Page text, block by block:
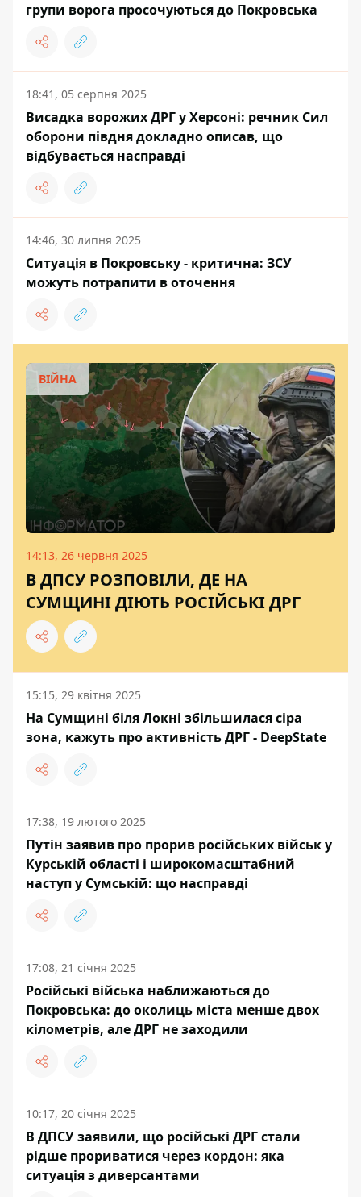
групи ворога просочуються до Покровська
18:41, 05 серпня 2025
Висадка ворожих ДРГ у Херсоні: речник Сил
оборони півдня докладно описав, що
відбувається насправді
14:46, 30 липня 2025
Ситуація в Покровську - критична: ЗСУ
можуть потрапити в оточення
ВІЙНА
14:13, 26 червня 2025
В ДПСУ РОЗПОВІЛИ, ДЕ НА
СУМЩИНІ ДІЮТЬ РОСІЙСЬКІ ДРГ
15:15, 29 квітня 2025
На Сумщині біля Локні збільшилася сіра
зона, кажуть про активність ДРГ - DeepState
17:38, 19 лютого 2025
Путін заявив про прорив російських військ у
Курській області і широкомасштабний
наступ у Сумській: що насправді
17:08, 21 січня 2025
Російські війська наближаються до
Покровська: до околиць міста менше двох
кілометрів, але ДРГ не заходили
10:17, 20 січня 2025
В ДПСУ заявили, що російські ДРГ стали
рідше прориватися через кордон: яка
ситуація з диверсантами